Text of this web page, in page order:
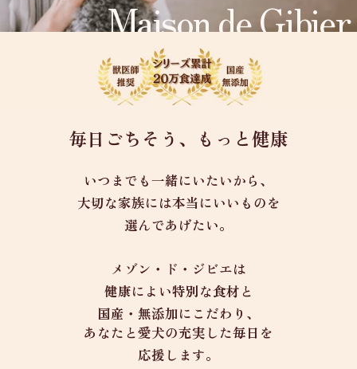
Maison de Gibier
毎日ごちそう、もっと健康
いつまでも一緒にいたいから、
大切な家族には本当にいいものを
選んであげたい。
メゾン・ド・ジビエは
健康によい特別な食材と
国産・無添加にこだわり、
あなたと愛犬の充実した毎日を
応援します。